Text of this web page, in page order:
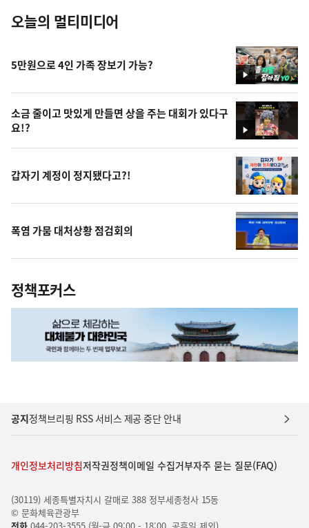
오늘의 멀티미디어
영
상
5만원으로 4인 가족 장보기 가능?
영
상
소금 줄이고 맛있게 만들면 상을 주는 대회가 있다구
요!?
갑자기 계정이 정지됐다고?!
폭염 가뭄 대처상황 점검회의
정책포커스
공지정책브리핑 RSS 서비스 제공 중단 안내
개인정보처리방침저작권정책이메일 수집거부자주 묻는 질문(FAQ)
(30119) 세종특별자치시 갈매로 388 정부세종청사 15동
© 문화체육관광부
전화044-203-3555 (월-금 09:00 - 18:00, 공휴일 제외)